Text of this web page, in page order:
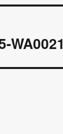
WA0021